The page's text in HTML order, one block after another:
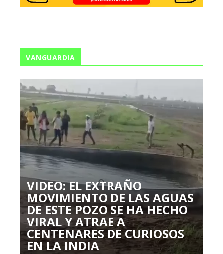
VANGUARDIA
VIDEO: EL EXTRAÑO
MOVIMIENTO DE LAS AGUAS
DE ESTE POZO SE HA HECHO
VIRAL Y ATRAE A
CENTENARES DE CURIOSOS
EN LA INDIA